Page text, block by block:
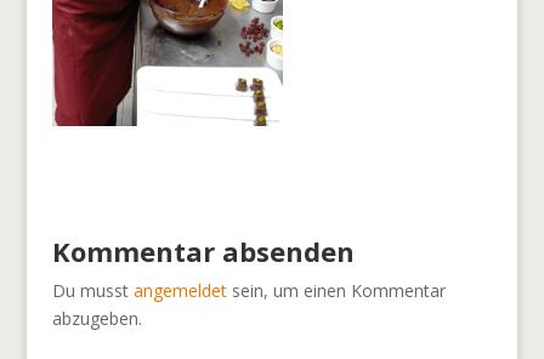
Kommentar absenden
Du musst angemeldetsein, um einen Kommentar
abzugeben.